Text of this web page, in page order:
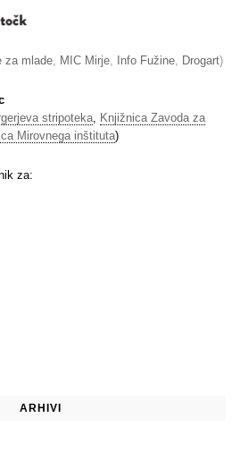
za mlade, MIC Mirje, Info Fužine, Drogart)
stripoteka, Knjižnica Zavoda za
Mirovnega inštituta)
za:
ARHIVI